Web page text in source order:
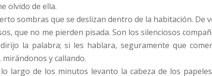
olvido de ella.
sombras que se deslizan dentro de la habitación.
que no me pierden pisada. Son los silenciosos
la palabra; si les hablara, seguramente que
y callando.
largo de los minutos levanto la cabeza de los